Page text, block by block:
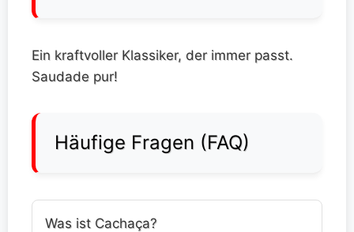
Ein kraftvoller Klassiker, der immer passt.
Saudade pur!
Häufige Fragen (FAQ)
Was ist Cachaça?